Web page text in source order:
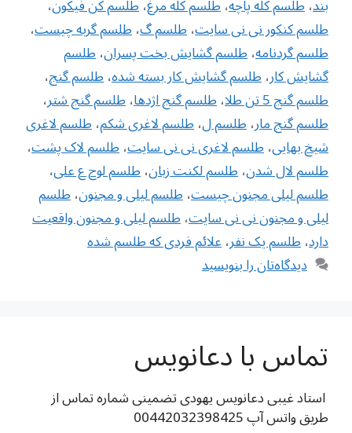
بند،طلسم کله پاچه،طلسم کله مرغ،طلسم کن فیکون،
طلسم کنکور نی نی سایت،طلسم گ،طلسم گربه چیست،
طلسم گردنامه،طلسم گشایش بخت پسران،طلسم
گشایش کار،طلسم گشایش کار بسته شده،طلسم گنج،
طلسم گنج 5 تن طلا
،طلسم گنج اژدها،طلسم گنج شتر،
طلسم گنج مار،طلسم ل،طلسم لاغری شکم،طلسم لاغری
شیخ بهایی،طلسم لاغری نی نی سایت،طلسم لاک پشت،
طلسم لال شدن،طلسم لکنت زبان،طلسم لوح ع علی،
طلسم لیلی مجنون چیست،طلسم لیلی و مجنون،طلسم
لیلی و مجنون نی نی سایت،طلسم لیلی و مجنون واقعیت
دارد،طلسم یک نفر،علائم فردی که طلسم شده
دیدگاه‌تان را بنویسید
تماس با دعانویس
استاد غیبی دعانویس یهودی تضمینی شماره تماس از
طریق واتس آپ 00442032398425